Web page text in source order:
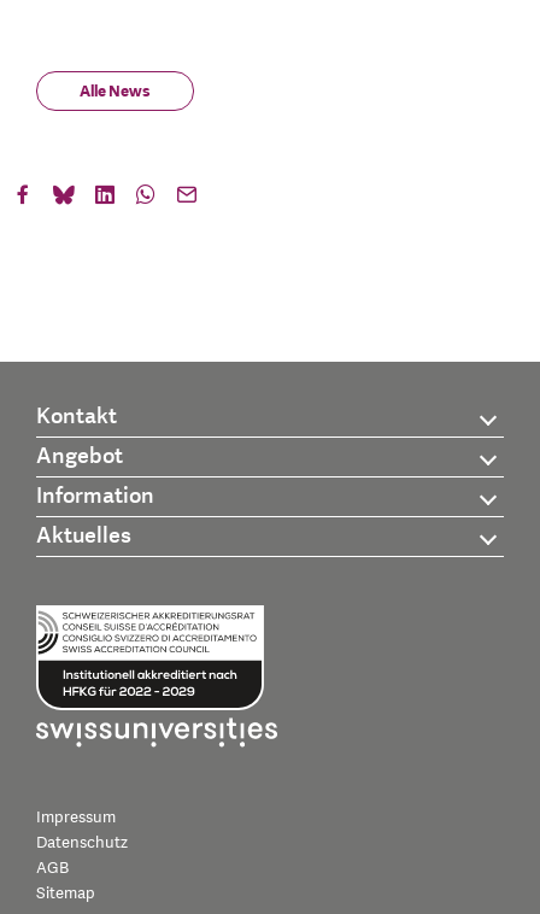
Alle News
Kontakt
Angebot
Information
Aktuelles
Impressum
Datenschutz
AGB
Sitemap